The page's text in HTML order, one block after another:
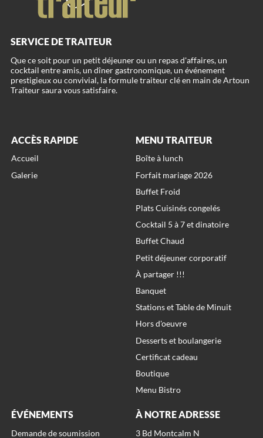
SERVICE DE TRAITEUR
Que ce soit pour un petit déjeuner ou un repas d'affaires, un
cocktail entre amis, un dîner gastronomique, un événement
prestigieux ou convivial, la formule traiteur clé en main de Artoun
ACCÈS RAPIDE
Accueil
Galerie
MENU TRAITEUR
Boîte à lunch
Forfait mariage 2026
Buffet Froid
Plats Cuisinés congelés
Cocktail 5 à 7 et dinatoire
Buffet Chaud
Petit déjeuner corporatif
À partager !!!
Banquet
Stations et Table de Minuit
Hors d'oeuvre
Desserts et boulangerie
Certificat cadeau
Boutique
Menu Bistro
ÉVÉNEMENTS
Demande de soumission
À NOTRE ADRESSE
3 Bd Montcalm N